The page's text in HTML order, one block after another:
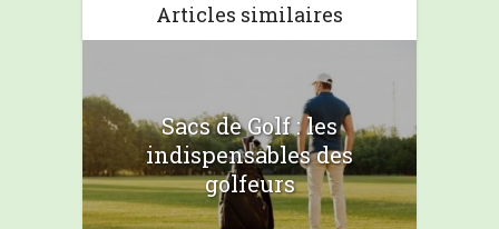
Articles similaires
Sacs de Golf : les
indispensables des
golfeurs